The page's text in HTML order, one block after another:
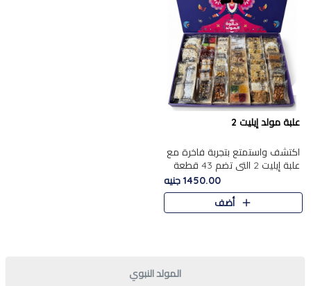
علبة مولد إيليت 2
اكتشف واستمتع بتجربة فاخرة مع
علبة إيليت 2 التي تضم 43 قطعة
تشكيلة من أرقى حلويات المولد
الشرقية المصرية الأصيلة ,معروضة
بشكل جميل في علبة أ..
1450.00 جنيه
أضف
المولد النبوي